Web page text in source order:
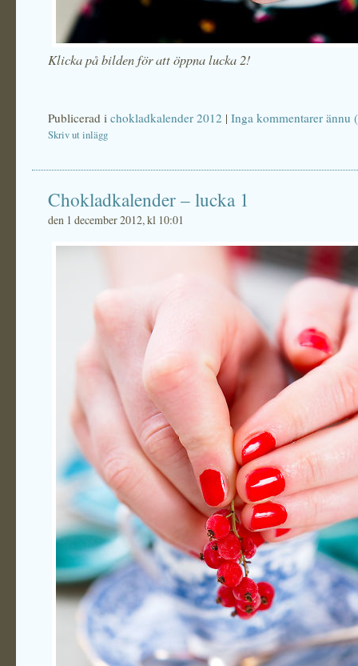
Klicka på bilden för att öppna lucka 2!
Publicerad i chokladkalender 2012 | Inga kommentarer ännu
Skriv ut inlägg
Chokladkalender – lucka 1
den 1 december 2012, kl 10:01